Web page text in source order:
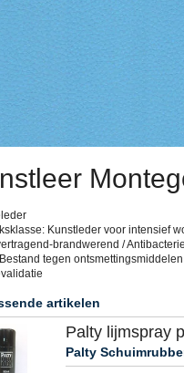
Kunstleder voor intensief
brandwerend /
tegen
artikelen
Palty lijmspray
Palty